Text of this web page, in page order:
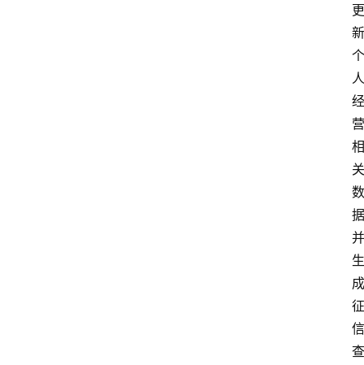
更
新
个
人
经
营
相
关
数
据
并
生
成
征
信
查